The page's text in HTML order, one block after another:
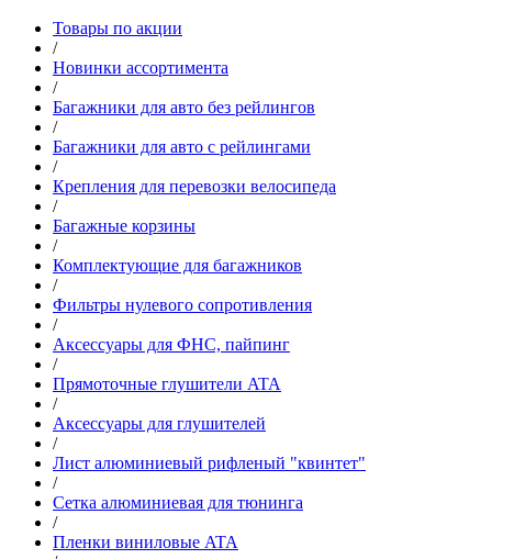
Товары по акции
/
Новинки ассортимента
/
Багажники для авто без рейлингов
/
Багажники для авто с рейлингами
/
Крепления для перевозки велосипеда
/
Багажные корзины
/
Комплектующие для багажников
/
Фильтры нулевого сопротивления
/
Аксессуары для ФНС, пайпинг
/
Прямоточные глушители ATA
/
Аксессуары для глушителей
/
Лист алюминиевый рифленый "квинтет"
/
Сетка алюминиевая для тюнинга
/
Пленки виниловые ATA